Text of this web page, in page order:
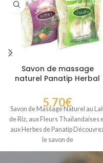
Savon de massage
naturel Panatip Herbal
5,70€
Savon de Massage Naturel au
de Riz, aux Fleurs Thaïlandaises
aux Herbes de Panatip
le savon de